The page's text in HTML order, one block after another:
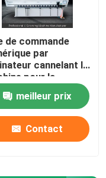
de commande
par
cannelant la
pour la
1240
du mur
V en métal
meilleur prix
Contact